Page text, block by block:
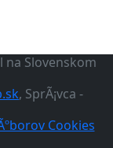
na Slovenskom
, SprÃ¡vca -
Cookies